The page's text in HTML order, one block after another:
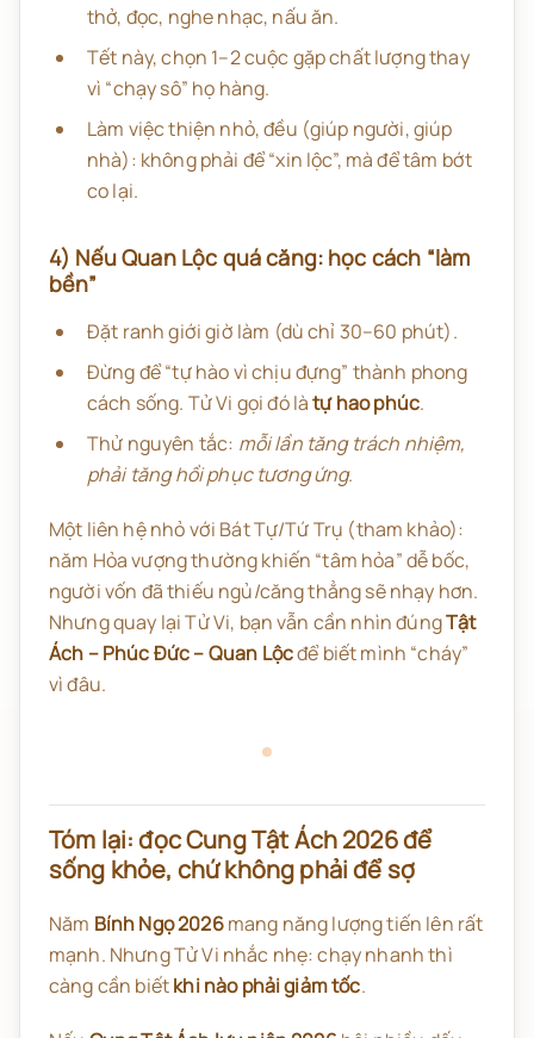
thở, đọc, nghe nhạc, nấu ăn.
Tết này, chọn 1–2 cuộc gặp chất lượng thay
vì “chạy sô” họ hàng.
Làm việc thiện nhỏ, đều (giúp người, giúp
nhà): không phải để “xin lộc”, mà để tâm bớt
co lại.
4) Nếu Quan Lộc quá căng: học cách “làm
bền”
Đặt ranh giới giờ làm (dù chỉ 30–60 phút).
Đừng để “tự hào vì chịu đựng” thành phong
cách sống. Tử Vi gọi đó làtự hao phúc.
Thử nguyên tắc: mỗi lần tăng trách nhiệm,
phải tăng hồi phục tương ứng.
Một liên hệ nhỏ với Bát Tự/Tứ Trụ (tham khảo):
năm Hỏa vượng thường khiến “tâm hỏa” dễ bốc,
người vốn đã thiếu ngủ/căng thẳng sẽ nhạy hơn.
Nhưng quay lại Tử Vi, bạn vẫn cần nhìn đúngTật
Ách – Phúc Đức – Quan Lộcđể biết mình “cháy”
vì đâu.
Tóm lại: đọc Cung Tật Ách 2026 để
sống khỏe, chứ không phải để sợ
Năm Bính Ngọ 2026mang năng lượng tiến lên rất
mạnh. Nhưng Tử Vi nhắc nhẹ: chạy nhanh thì
càng cần biếtkhi nào phải giảm tốc.